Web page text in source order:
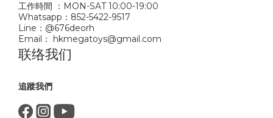
工作時間 ：MON-SAT 10:00-19:00
Whatsapp：852-5422-9517
Line：@676deorh
Email： hkmegatoys@gmail.com
联络我们
追蹤我們